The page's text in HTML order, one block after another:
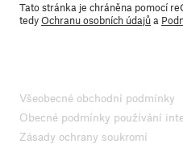
Tato stránka je chráněna pomocí
tedyOchranu osobních údajůa
Všeobecné obchodní podmínky
Obecné podmínky používání
Zásady ochrany soukromí